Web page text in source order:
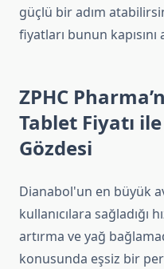
güçlü bir adım
fiyatları bunun kapısını
ZPHC
Tablet Fiyatı
Gözdesi
Dianabol'un en büyük
kullanıcılara sağladığı
artırma ve yağ
konusunda eşsiz bir